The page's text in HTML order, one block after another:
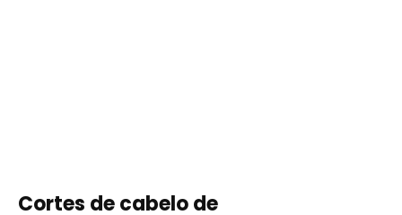
Cortes de cabelo de